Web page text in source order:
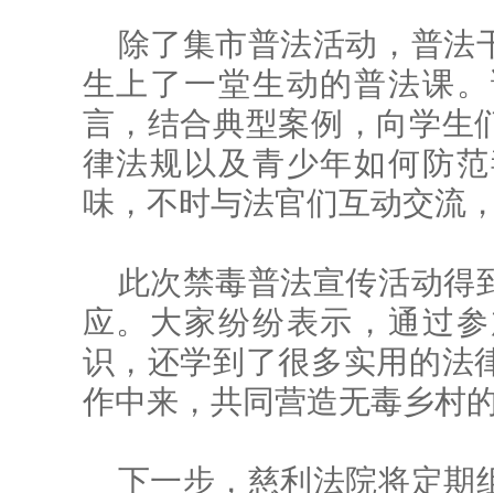
除了集市普法活动，普法
生上了一堂生动的普法课
言，结合典型案例，向学生
律法规以及青少年如何防
味，不时与法官们互动交流
此次禁毒普法宣传活动得
应。大家纷纷表示，通过
识，还学到了很多实用的法
作中来，共同营造无毒乡村
下一步，慈利法院将定期